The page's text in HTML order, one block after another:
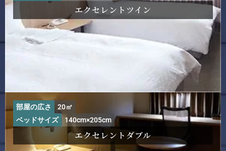
エクセレントツイン
部屋の広さ
20㎡
ベッドサイズ
140cm×205cm
エクセレントダブル